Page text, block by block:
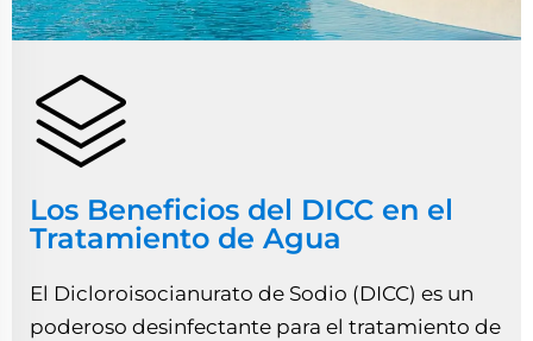
Los Beneficios del DICC en el
Tratamiento de Agua
El Dicloroisocianurato de Sodio (DICC) es un
poderoso desinfectante para el tratamiento de